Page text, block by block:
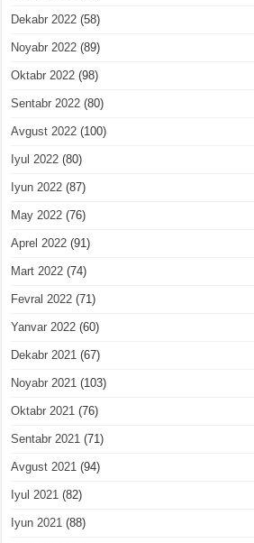
Dekabr 2022 (58)
Noyabr 2022 (89)
Oktabr 2022 (98)
Sentabr 2022 (80)
Avgust 2022 (100)
Iyul 2022 (80)
Iyun 2022 (87)
May 2022 (76)
Aprel 2022 (91)
Mart 2022 (74)
Fevral 2022 (71)
Yanvar 2022 (60)
Dekabr 2021 (67)
Noyabr 2021 (103)
Oktabr 2021 (76)
Sentabr 2021 (71)
Avgust 2021 (94)
Iyul 2021 (82)
Iyun 2021 (88)